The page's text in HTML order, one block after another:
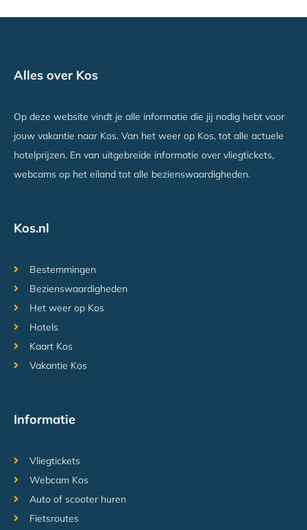
Alles over Kos
Op deze website vindt je alle informatie die jij nodig hebt voor
jouw vakantie naar Kos. Van het weer op Kos, tot alle actuele
hotelprijzen. En van uitgebreide informatie over vliegtickets,
webcams op het eiland tot alle bezienswaardigheden.
Kos.nl
Bestemmingen
Bezienswaardigheden
Het weer op Kos
Hotels
Kaart Kos
Vakantie Kos
Informatie
Vliegtickets
Webcam Kos
Auto of scooter huren
Fietsroutes